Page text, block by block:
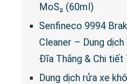
MoS₂ (60ml)
Senfineco 9994
Cleaner – Dung dịch
Đĩa Thắng & Chi tiết
Dung dịch rửa xe